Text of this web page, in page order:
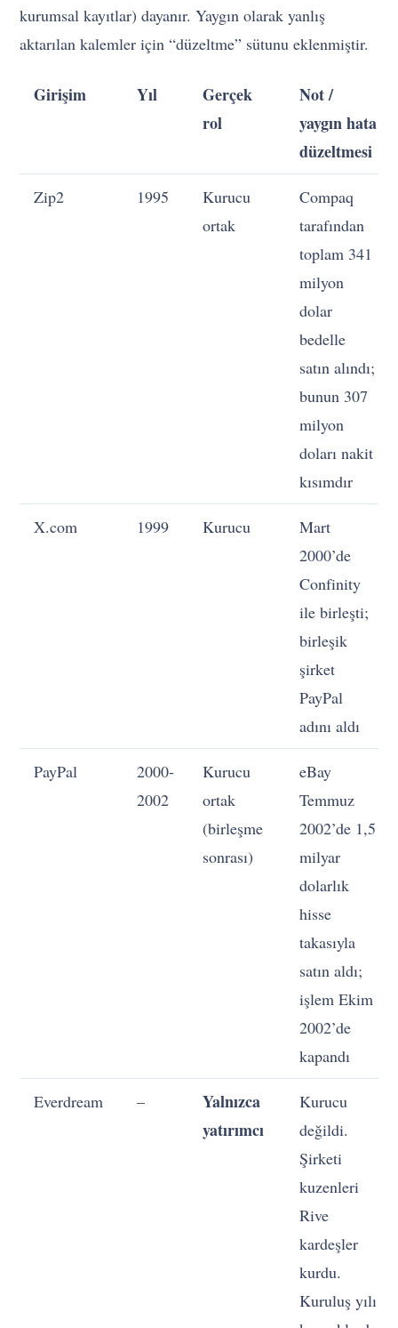
kurumsal kayıtlar) dayanır. Yaygın olarak yanlış
aktarılan kalemler için “düzeltme” sütunu eklenmiştir.
Girişim Yıl
Gerçek
rol
Not /
yaygın hata
düzeltmesi
Zip2 1995
Kurucu
ortak
Compaq
tarafından
toplam 341
milyon
dolar
bedelle
satın alındı;
bunun 307
milyon
doları nakit
kısımdır
X.com 1999 Kurucu
Mart
2000’de
Confinity
ile birleşti;
birleşik
şirket
PayPal
adını aldı
PayPal
2000-
2002
Kurucu
ortak
(birleşme
sonrası)
eBay
Temmuz
2002’de 1,5
milyar
dolarlık
hisse
takasıyla
satın aldı;
işlem Ekim
2002’de
kapandı
Everdream –
Yalnızca
yatırımcı
Kurucu
değildi.
Şirketi
kuzenleri
Rive
kardeşler
kurdu.
Kuruluş yılı